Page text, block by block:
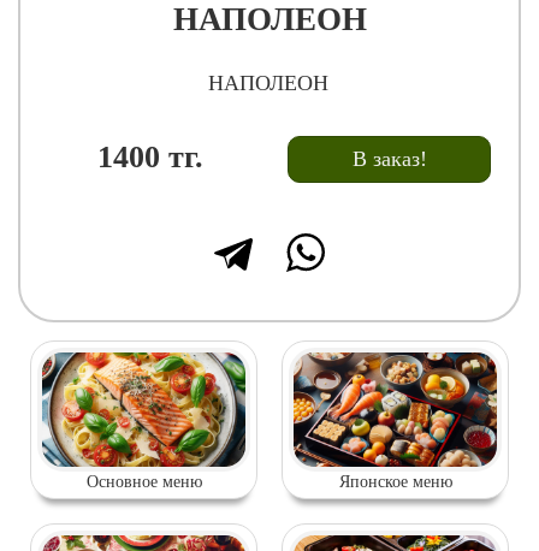
НАПОЛЕОН
НАПОЛЕОН
1400 тг. В заказ!
Основное меню Японское меню